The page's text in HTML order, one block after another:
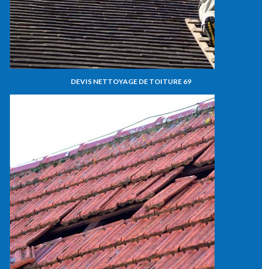
DEVIS NETTOYAGE DE TOITURE 69